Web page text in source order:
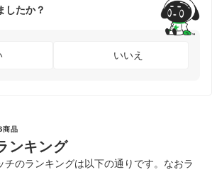
したか？
いいえ
商品
ンキング
チのランキングは以下の通りです。なおラ